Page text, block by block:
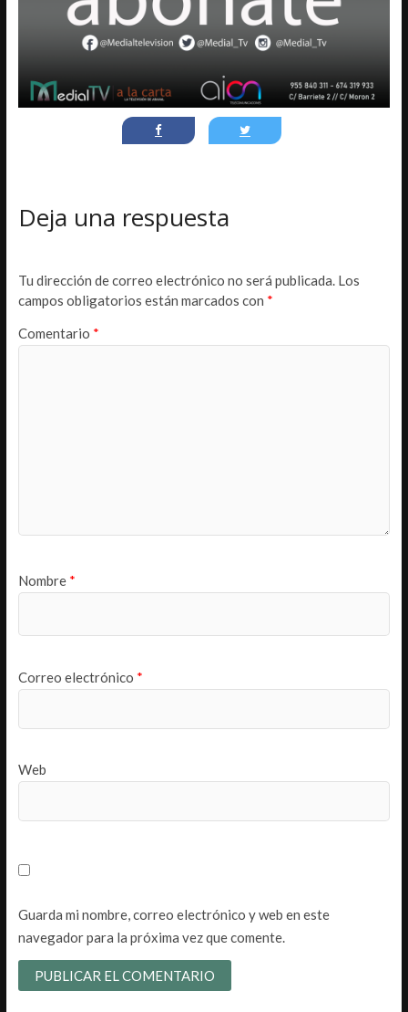
Deja una respuesta
Tu dirección de correo electrónico no será publicada. Los
campos obligatorios están marcados con *
Comentario *
Nombre *
Correo electrónico *
Web
Guarda mi nombre, correo electrónico y web en este
navegador para la próxima vez que comente.